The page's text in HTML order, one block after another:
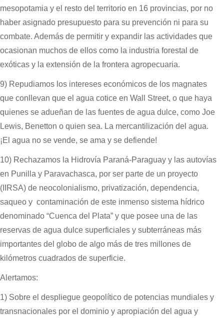
mesopotamia y el resto del territorio en 16 provincias, por no
haber asignado presupuesto para su prevención ni para su
combate. Además de permitir y expandir las actividades que
ocasionan muchos de ellos como la industria forestal de
exóticas y la extensión de la frontera agropecuaria.
9) Repudiamos los intereses económicos de los magnates
que conllevan que el agua cotice en Wall Street, o que haya
quienes se adueñan de las fuentes de agua dulce, como Joe
Lewis, Benetton o quien sea. La mercantilización del agua.
¡El agua no se vende, se ama y se defiende!
10) Rechazamos la Hidrovía Paraná-Paraguay y las autovías
en Punilla y Paravachasca, por ser parte de un proyecto
(IIRSA) de neocolonialismo, privatización, dependencia,
saqueo y contaminación de este inmenso sistema hídrico
denominado “Cuenca del Plata” y que posee una de las
reservas de agua dulce superficiales y subterráneas más
importantes del globo de algo más de tres millones de
kilómetros cuadrados de superficie.
Alertamos:
1) Sobre el despliegue geopolítico de potencias mundiales y
transnacionales por el dominio y apropiación del agua y